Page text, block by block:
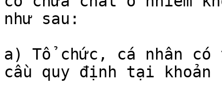
như sau:
a) Tổ chức, cá nhân
cầu quy định tại khoản